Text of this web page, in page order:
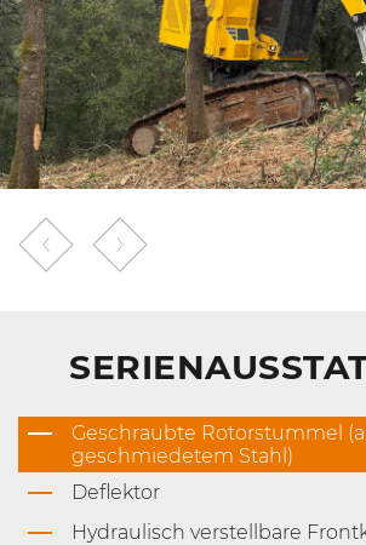
Geschraubte Rotorstummel
geschmiedetem Stahl)
Deflektor
Hydraulisch verstellbare